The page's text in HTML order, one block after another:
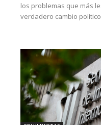
los problemas que más
verdadero cambio